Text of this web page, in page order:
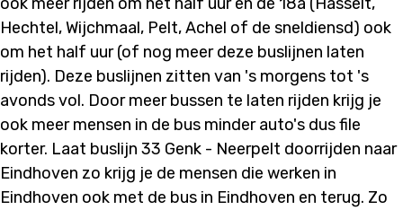
Hechtel, Wijchmaal, Pelt, Achel of de sneldiensd) ook
om het half uur (of nog meer deze buslijnen laten
rijden). Deze buslijnen zitten van 's morgens tot 's
avonds vol. Door meer bussen te laten rijden krijg je
ook meer mensen in de bus minder auto's dus file
korter. Laat buslijn 33 Genk - Neerpelt doorrijden naar
Eindhoven zo krijg je de mensen die werken in
Eindhoven ook met de bus in Eindhoven en terug. Zo